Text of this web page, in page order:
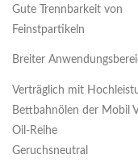
Gute Trennbarkeit von
Feinstpartikeln
Breiter
Verträglich mit
Bettbahnölen der Mobil
Oil-Reihe
Geruchsneutral